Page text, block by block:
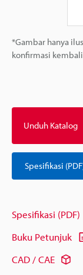
*Gambar hanya
konfirmasi
Unduh Katalog
Spesifikasi
Spesifikasi (PDF)
Buku Petunjuk
CAD / CAE